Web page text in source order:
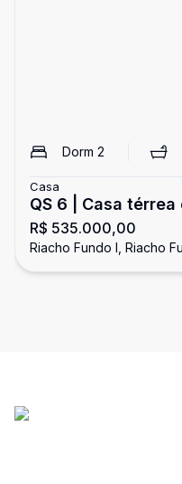
Dorm 2
Casa
QS 6 | Casa
com 2 quartos -
vagas - quintal -
R$ 535.000,00
Riacho Fundo I, Riacho